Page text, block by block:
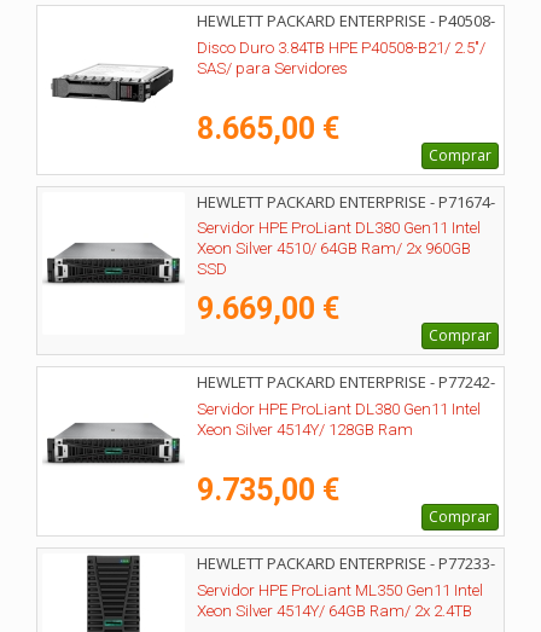
HEWLETT PACKARD ENTERPRISE - P40508-
B21
Disco Duro 3.84TB HPE P40508-B21/ 2.5"/
SAS/ para Servidores
8.665,00 €
Comprar
HEWLETT PACKARD ENTERPRISE - P71674-
425
Servidor HPE ProLiant DL380 Gen11 Intel
Xeon Silver 4510/ 64GB Ram/ 2x 960GB
SSD
9.669,00 €
Comprar
HEWLETT PACKARD ENTERPRISE - P77242-
425
Servidor HPE ProLiant DL380 Gen11 Intel
Xeon Silver 4514Y/ 128GB Ram
9.735,00 €
Comprar
HEWLETT PACKARD ENTERPRISE - P77233-
425
Servidor HPE ProLiant ML350 Gen11 Intel
Xeon Silver 4514Y/ 64GB Ram/ 2x 2.4TB